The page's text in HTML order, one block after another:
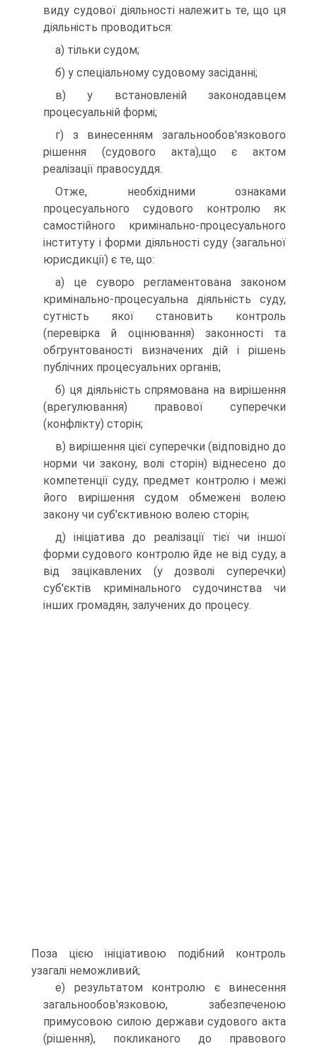
виду судової діяльності належить те, що ця
діяльність проводиться:
а) тільки судом;
б) у спеціальному судовому засіданні;
в) у встановленій законодавцем
процесуальній формі;
г) з винесенням загальнообов'язкового
рішення (судового акта),що є актом
реалізації правосуддя.
Отже, необхідними ознаками
процесуального судового контролю як
самостійного кримінально-процесуального
інституту і форми діяльності суду (загальної
юрисдикції) є те, що:
а) це суворо регламентована законом
кримінально-процесуальна діяльність суду,
сутність якої становить контроль
(перевірка й оцінювання) законності та
обгрунтованості визначених дій і рішень
публічних процесуальних органів;
б) ця діяльність спрямована на вирішення
(врегулювання) правової суперечки
(конфлікту) сторін;
в) вирішення цієї суперечки (відповідно до
норми чи закону, волі сторін) віднесено до
компетенції суду, предмет контролю і межі
його вирішення судом обмежені волею
закону чи суб'єктивною волею сторін;
д) ініціатива до реалізації тієї чи іншої
форми судового контролю йде не від суду, а
від зацікавлених (у дозволі суперечки)
суб'єктів кримінального судочинства чи
інших громадян, залучених до процесу.
Поза цією ініціативою подібний контроль
узагалі неможливий;
е) результатом контролю є винесення
загальнообов'язковою, забезпеченою
примусовою силою держави судового акта
(рішення), покликаного до правового